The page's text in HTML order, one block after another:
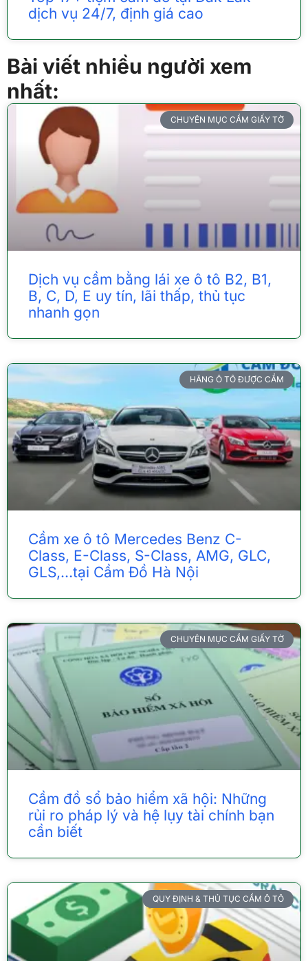
dịch vụ 24/7, định giá cao
Bài viết nhiều người xem
nhất:
CHUYÊN MỤC CẦM GIẤY TỜ
Dịch vụ cầm bằng lái xe ô tô B2, B1,
B, C, D, E uy tín, lãi thấp, thủ tục
nhanh gọn
HÃNG Ô TÔ ĐƯỢC CẦM
Cầm xe ô tô Mercedes Benz C-
Class, E-Class, S-Class, AMG, GLC,
GLS,…tại Cầm Đồ Hà Nội
CHUYÊN MỤC CẦM GIẤY TỜ
Cầm đồ sổ bảo hiểm xã hội: Những
rủi ro pháp lý và hệ lụy tài chính bạn
cần biết
QUY ĐỊNH & THỦ TỤC CẦM Ô TÔ